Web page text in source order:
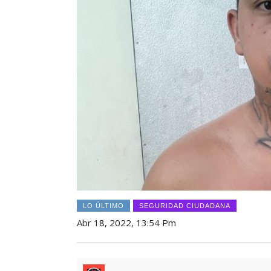
LO ÚLTIMO SEGURIDAD CIUDADANA
Abr 18, 2022, 13:54 Pm